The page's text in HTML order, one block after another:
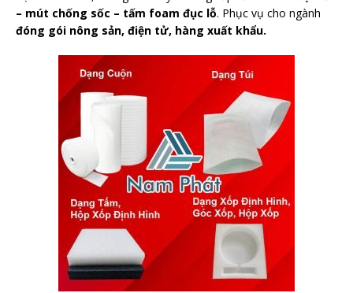
– mút chống sốc – tấm foam đục lỗ. Phục vụ cho ngành
đóng gói nông sản, điện tử, hàng xuất khẩu.